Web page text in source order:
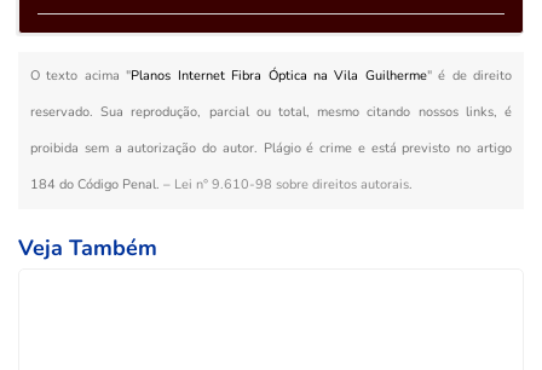
O texto acima "Planos Internet Fibra Óptica na Vila Guilherme" é de direito
reservado. Sua reprodução, parcial ou total, mesmo citando nossos links, é
proibida sem a autorização do autor. Plágio é crime e está previsto no artigo
184 do Código Penal. – Lei n° 9.610-98 sobre direitos autorais.
Veja Também